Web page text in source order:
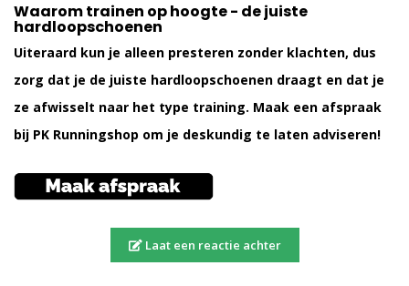
Waarom trainen op hoogte - de juiste
hardloopschoenen
Uiteraard kun je alleen presteren zonder klachten, dus
zorg dat je de juiste hardloopschoenen draagt en dat je
ze afwisselt naar het type training. Maak een afspraak
bij PK Runningshop om je deskundig te laten adviseren!
Laat een reactie achter